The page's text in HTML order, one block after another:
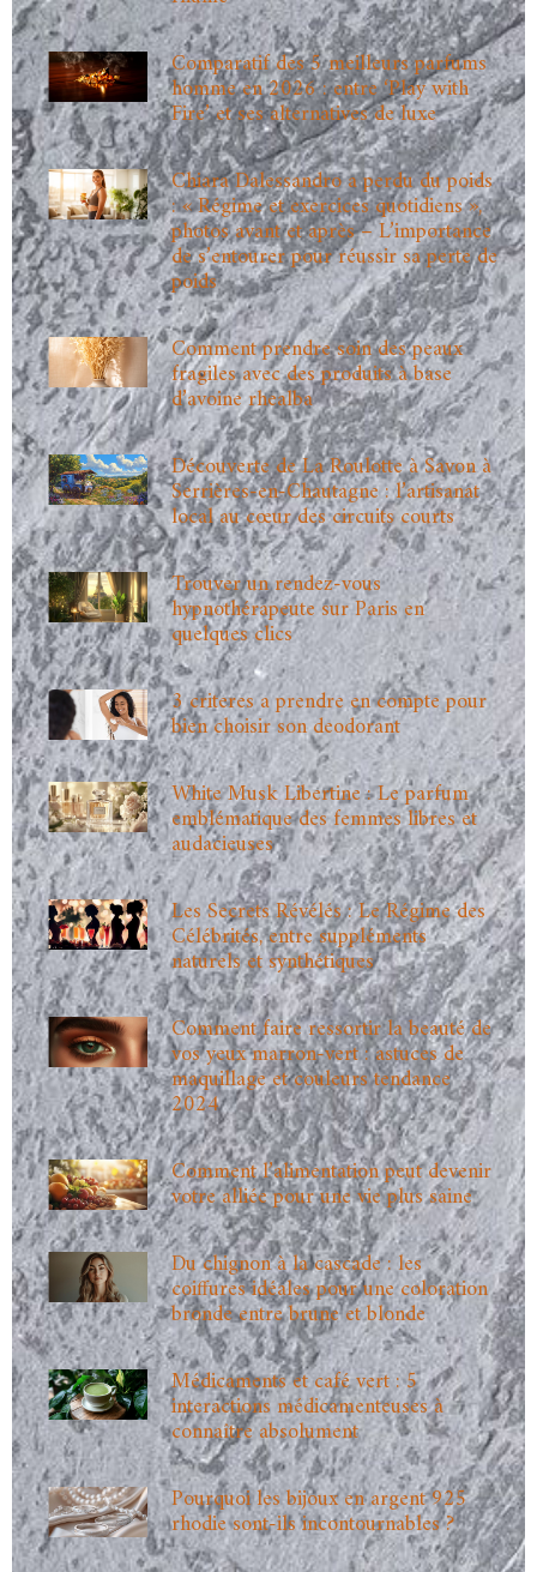
Comparatif des 5 meilleurs parfums
homme en 2026 : entre ‘Play with
Fire’ et ses alternatives de luxe
Chiara Dalessandro a perdu du poids
: « Régime et exercices quotidiens »,
photos avant et après – L’importance
de s’entourer pour réussir sa perte de
poids
Comment prendre soin des peaux
fragiles avec des produits à base
d’avoine rhealba
Découverte de La Roulotte à Savon à
Serrières-en-Chautagne : l’artisanat
local au cœur des circuits courts
Trouver un rendez-vous
hypnothérapeute sur Paris en
quelques clics
3 criteres a prendre en compte pour
bien choisir son deodorant
White Musk Libertine : Le parfum
emblématique des femmes libres et
audacieuses
Les Secrets Révélés : Le Régime des
Célébrités, entre suppléments
naturels et synthétiques
Comment faire ressortir la beauté de
vos yeux marron-vert : astuces de
maquillage et couleurs tendance
2024
Comment l’alimentation peut devenir
votre alliée pour une vie plus saine
Du chignon à la cascade : les
coiffures idéales pour une coloration
bronde entre brune et blonde
Médicaments et café vert : 5
interactions médicamenteuses à
connaître absolument
Pourquoi les bijoux en argent 925
rhodie sont-ils incontournables ?